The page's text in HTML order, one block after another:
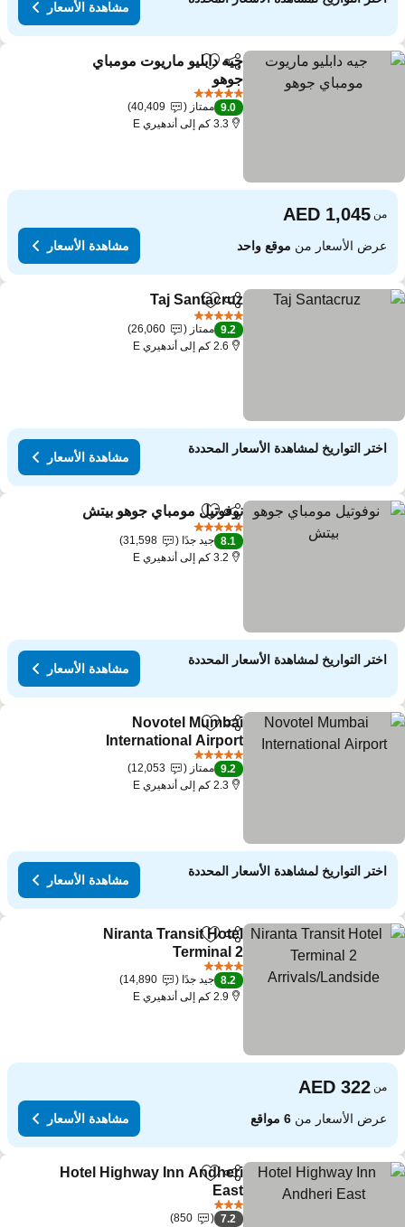
مشاهدة الأسعار
مشاركةAdd to favorites
جيه دابليو ماريوت مومباي
جوهو
9.0 ممتاز
40,409
3.3 كم إلى أندهيري E
من
عرض الأسعار منموقع واحد مشاهدة الأسعار
مشاركةAdd to favorites
Taj Santacruz
9.2 ممتاز
26,060
2.6 كم إلى أندهيري E
اختر التواريخ لمشاهدة الأسعار المحددة
مشاهدة الأسعار
مشاركةAdd to favorites
نوفوتيل مومباي جوهو بيتش
8.1 جيد جدًا
31,598
3.2 كم إلى أندهيري E
اختر التواريخ لمشاهدة الأسعار المحددة
مشاهدة الأسعار
مشاركةAdd to favorites
Novotel Mumbai
International Airport
9.2 ممتاز
12,053
2.3 كم إلى أندهيري E
اختر التواريخ لمشاهدة الأسعار المحددة
مشاهدة الأسعار
مشاركةAdd to favorites
Niranta Transit Hotel
Terminal 2
Arrivals/Landside
8.2 جيد جدًا
14,890
2.9 كم إلى أندهيري E
من
عرض الأسعار من6 مواقع مشاهدة الأسعار
مشاركةAdd to favorites
Hotel Highway Inn Andheri
East
7.2
850